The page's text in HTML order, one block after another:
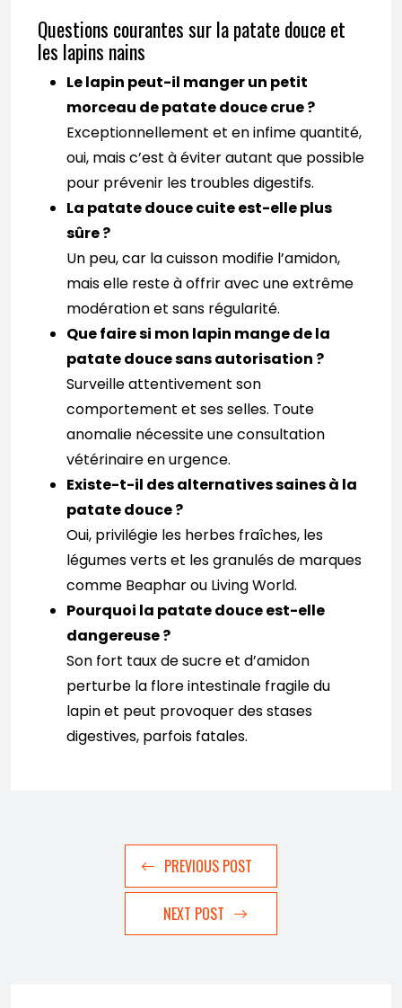
Questions courantes sur la patate douce et
les lapins nains
Le lapin peut-il manger un petit
morceau de patate douce crue ?
Exceptionnellement et en infime quantité,
oui, mais c’est à éviter autant que possible
pour prévenir les troubles digestifs.
La patate douce cuite est-elle plus
sûre ?
Un peu, car la cuisson modifie l’amidon,
mais elle reste à offrir avec une extrême
modération et sans régularité.
Que faire si mon lapin mange de la
patate douce sans autorisation ?
Surveille attentivement son
comportement et ses selles. Toute
anomalie nécessite une consultation
vétérinaire en urgence.
Existe-t-il des alternatives saines à la
patate douce ?
Oui, privilégie les herbes fraîches, les
légumes verts et les granulés de marques
comme Beaphar ou Living World.
Pourquoi la patate douce est-elle
dangereuse ?
Son fort taux de sucre et d’amidon
perturbe la flore intestinale fragile du
lapin et peut provoquer des stases
digestives, parfois fatales.
PREVIOUS POST
NEXT POST